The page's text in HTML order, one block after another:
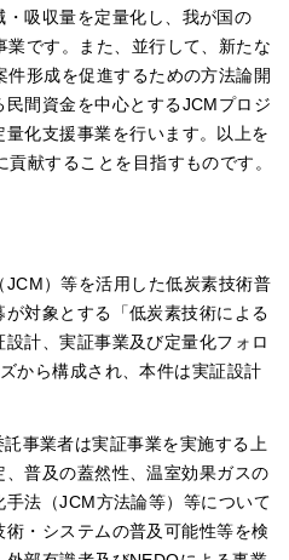
吸収量を定量化し、我が国の
です。また、並行して、新たな
形成を促進するための方法論開
間資金を中心とするJCMプロジ
化支援事業を行います。以上を
献することを目指すものです。
JCM）等を活用した低炭素技術普
対象とする「低炭素技術による
計、実証事業及び定量化フォロ
から構成され、本件は実証設計
事業者は実証事業を実施する上
普及の蓋然性、温室効果ガスの
法（JCM方法論等）等について
・システムの普及可能性等を検